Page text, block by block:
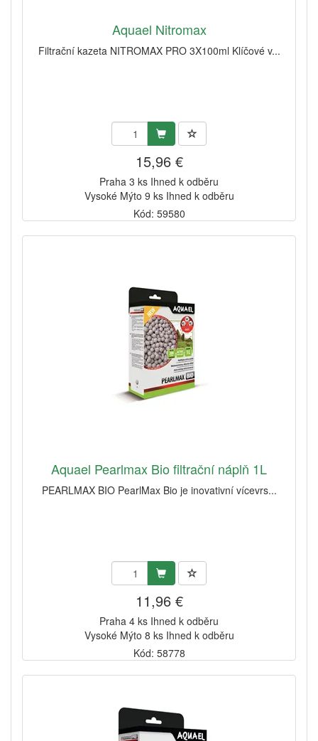
Aquael Nitromax
Filtrační kazeta NITROMAX PRO 3X100ml Klíčové v...
15,96 €
Praha 3 ks Ihned k odběru
Vysoké Mýto 9 ks Ihned k odběru
Kód: 59580
Aquael Pearlmax Bio filtrační náplň 1L
PEARLMAX BIO PearlMax Bio je inovativní vícevrs...
11,96 €
Praha 4 ks Ihned k odběru
Vysoké Mýto 8 ks Ihned k odběru
Kód: 58778